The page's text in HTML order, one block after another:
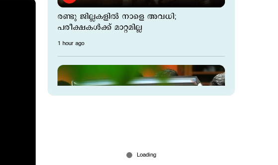
രണ്ടു ജില്ലകളില്‍ നാളെ അവധി;
പരീക്ഷകൾക്ക് മാറ്റമില്ല
1 hour ago